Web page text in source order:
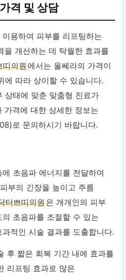
격 및 상담
용하여 피부를 리프팅하는
을 개선하는 데 탁월한 효과를
띠의원에서는 울쎄라의 가격이
에 따라 상이할 수 있습니다.
상태에 맞춘 맞춤형 진료가
가격에 대한 상세한 정보는
로 문의하시기 바랍니다.
초음파 에너지를 전달하여
부의 긴장을 높이고 주름
터쁘띠의원은 개개인의 피부
초음파를 조절할 수 있는
적인 시술 결과를 도출합니다.
후 짧은 회복 기간 내에 효과를
리프팅 효과로 많은